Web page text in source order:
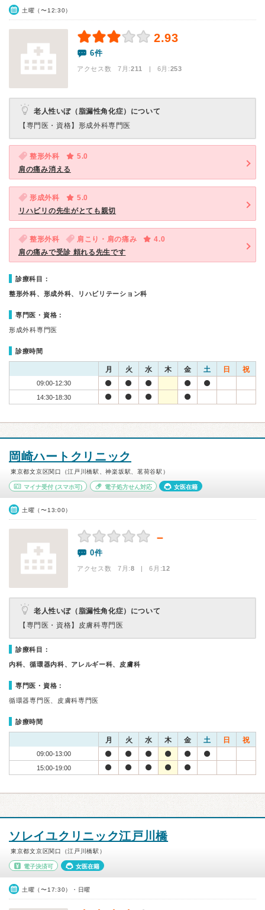
土曜（〜12:30）
2.93
6件
アクセス数 7月:211 | 6月:253
老人性いぼ（脂漏性角化症）について
【専門医・資格】 形成外科専門医
整形外科
5.0
肩の痛み消える
形成外科
5.0
リハビリの先生がとても親切
整形外科 肩こり・肩の痛み
4.0
肩の痛みで受診 頼れる先生です
診療科目：
整形外科、形成外科、リハビリテーション科
専門医・資格：
形成外科専門医
診療時間
月 火 水 木 金 土 日 祝
09:00-12:30
14:30-18:30
岡崎ハートクリニック
東京都文京区関口（江戸川橋駅、神楽坂駅、茗荷谷駅）
マイナ受付 (スマホ可) 電子処方せん対応 女医在籍
土曜（〜13:00）
－
0件
アクセス数 7月:8 | 6月:12
老人性いぼ（脂漏性角化症）について
【専門医・資格】 皮膚科専門医
診療科目：
内科、循環器内科、アレルギー科、皮膚科
専門医・資格：
循環器専門医、皮膚科専門医
診療時間
月 火 水 木 金 土 日 祝
09:00-13:00
15:00-19:00
ソレイユクリニック江戸川橋
東京都文京区関口（江戸川橋駅）
電子決済可 女医在籍
土曜（〜17:30）・日曜